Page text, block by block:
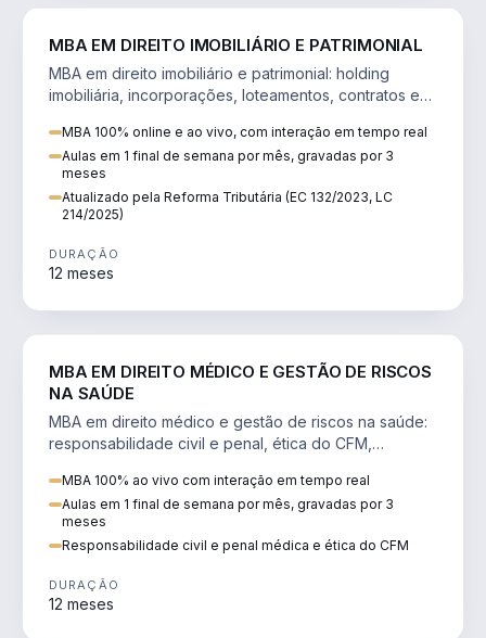
MBA EM DIREITO IMOBILIÁRIO E PATRIMONIAL
MBA em direito imobiliário e patrimonial: holding
imobiliária, incorporações, loteamentos, contratos e
MBA 100% online e ao vivo, com interação em tempo real
Aulas em 1 final de semana por mês, gravadas por 3
meses
Atualizado pela Reforma Tributária (EC 132/2023, LC
214/2025)
DURAÇÃO
12 meses
MBA EM DIREITO MÉDICO E GESTÃO DE RISCOS
NA SAÚDE
MBA em direito médico e gestão de riscos na saúde:
responsabilidade civil e penal, ética do CFM,
MBA 100% ao vivo com interação em tempo real
Aulas em 1 final de semana por mês, gravadas por 3
meses
Responsabilidade civil e penal médica e ética do CFM
DURAÇÃO
12 meses